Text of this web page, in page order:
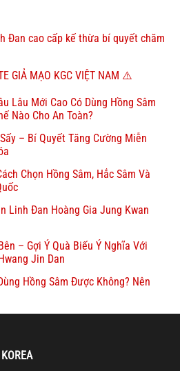
Đan cao cấp kế thừa bí quyết chăm
GIẢ MẠO KGC VIỆT NAM ⚠️
Lâu Mới Cao Có Dùng Hồng Sâm
Nào Cho An Toàn?
– Bí Quyết Tăng Cường Miễn
Chọn Hồng Sâm, Hắc Sâm Và
Linh Đan Hoàng Gia Jung Kwan
– Gợi Ý Quà Biếu Ý Nghĩa Với
Jin Dan
Hồng Sâm Được Không? Nên